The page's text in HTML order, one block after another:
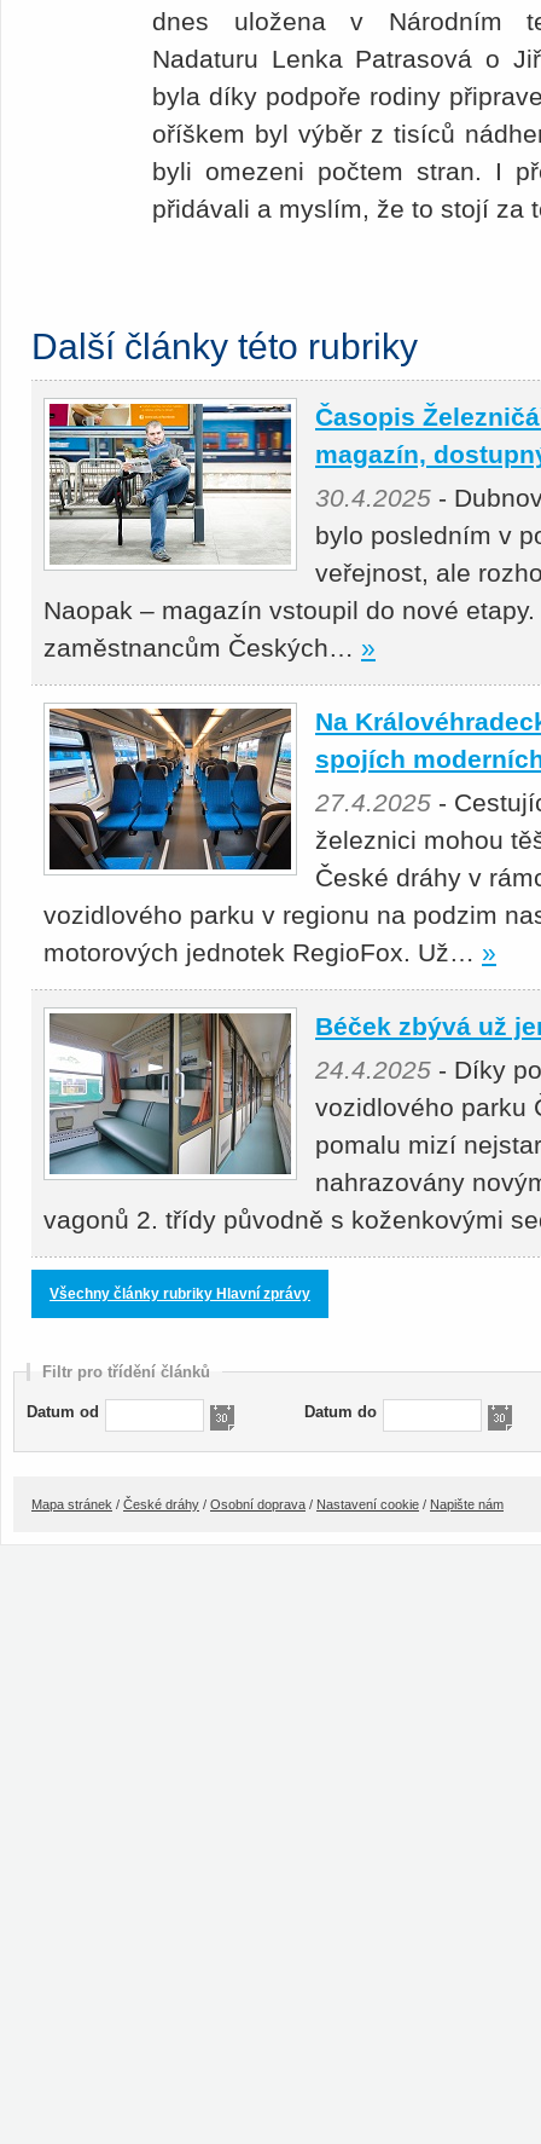
dnes uložena v Národním
Nadaturu Lenka Patrasová o
byla díky podpoře rodiny
oříškem byl výběr z tisíců
byli omezeni počtem stran. I
přidávali a myslím, že to stojí za
Další články této rubriky
Časopis
magazín,
30.4.2025 -
bylo posledním v
veřejnost, ale
Naopak – magazín vstoupil do nové
zaměstnancům Českých… »
Na
spojích
27.4.2025 -
železnici mohou
České dráhy v
vozidlového parku v regionu na podzim
motorových jednotek RegioFox. Už… »
Béček zbývá už
24.4.2025 - Díky
vozidlového parku
pomalu mizí
nahrazovány
vagonů 2. třídy původně s koženkovými
Všechny články rubriky Hlavní zprávy
Filtr pro třídění článků
Datum od Datum do
Mapa stránek / České dráhy / Osobní doprava / Nastavení cookie / Napište nám